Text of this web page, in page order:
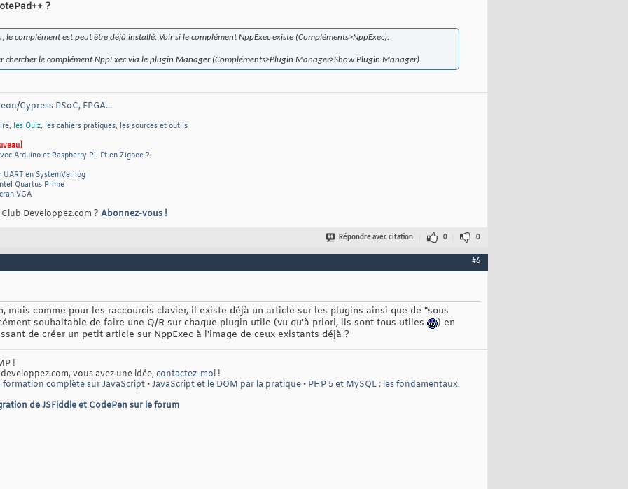
?
le complément est peut être déjà installé. Voir si le complémentNppExecexiste (Compléments>NppExec).
chercher le complémentNppExecvia le plugin Manager (Compléments>Plugin Manager>Show Plugin Manager).
Cypress PSoC, FPGA...
, les Quiz, les cahiers pratiques, les sources et outils
Arduino et Raspberry Pi. Et en Zigbee ?
en SystemVerilog
Quartus Prime
VGA
Developpez.com ? Abonnez-vous !
Répondre avec citation 0 0
#6
mais comme pour les raccourcis clavier, il existe déjà un article sur les plugins ainsi que de "sous
souhaitable de faire une Q/R sur chaque plugin utile (vu qu'à priori, ils sont tous utiles
) en
de créer un petit article sur NppExec à l'image de ceux existants déjà ?
!
vous avez une idée, contactez-moi !
formation complète sur JavaScript•JavaScript et le DOM par la pratique• PHP 5 et MySQL : les fondamentaux
de JSFiddle et CodePen sur le forum